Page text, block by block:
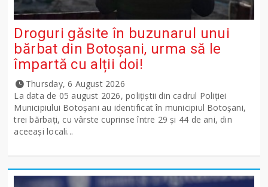
Droguri găsite în buzunarul unui
bărbat din Botoșani, urma să le
împartă cu alții doi!
Thursday, 6 August 2026
La data de 05 august 2026, polițiștii din cadrul Poliției
Municipiului Botoșani au identificat în municipiul Botoșani,
trei bărbați, cu vârste cuprinse între 29 și 44 de ani, din
aceeași locali...